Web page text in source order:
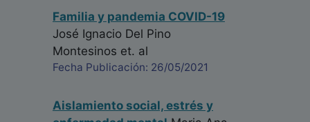
Familia y pandemia COVID-19
José Ignacio Del Pino
Montesinos et. al
Fecha Publicación: 26/05/2021
Aislamiento social, estrés y